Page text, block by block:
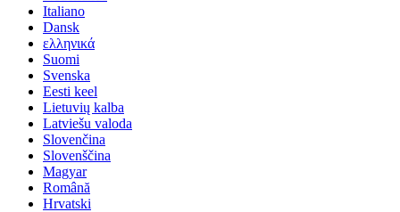
Italiano
Dansk
ελληνικά
Suomi
Svenska
Eesti keel
Lietuvių kalba
Latviešu valoda
Slovenčina
Slovenščina
Magyar
Română
Hrvatski